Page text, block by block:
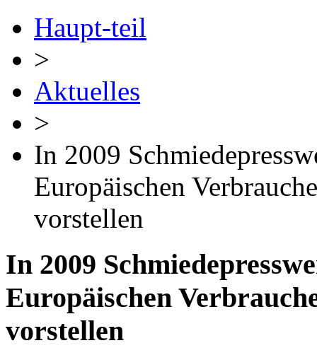
Haupt-teil
>
Aktuelles
>
In 2009
Europäischen
vorstellen
In 2009
Europäischen
vorstellen